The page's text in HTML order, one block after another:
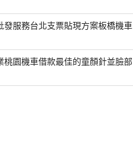
發服務台北支票貼現方案板橋機車
桃園機車借款最佳的童顏針並臉部